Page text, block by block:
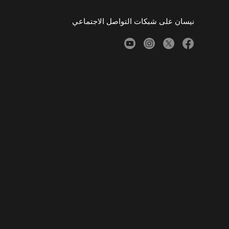
نيسان على شبكات التواصل الاجتماعي
facebook
twitter
instagram